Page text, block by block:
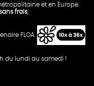
et en Europe.
sans frais,
FLOA.
du lundi au samedi !